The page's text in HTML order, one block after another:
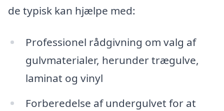
de typisk kan hjælpe med:
Professionel rådgivning om valg af
gulvmaterialer, herunder trægulve,
laminat og vinyl
Forberedelse af undergulvet for at